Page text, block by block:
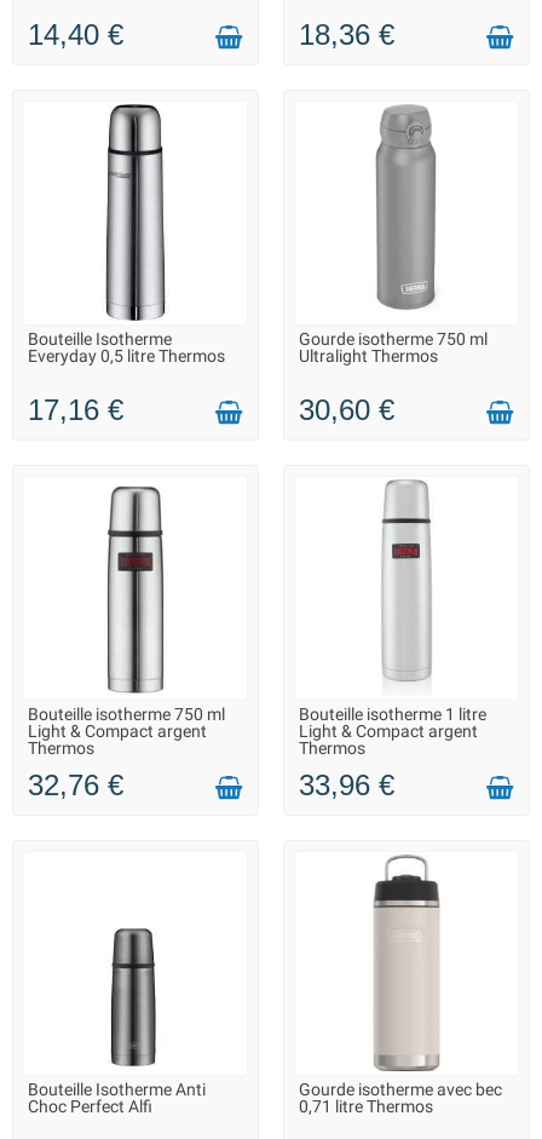
14,40 € 18,36 €
LIVRAISON 2 À 3 JOURS
Bouteille Isotherme
Everyday 0,5 litre Thermos
17,16 €
LIVRAISON 2 À 3 JOURS
Gourde isotherme 750 ml
Ultralight Thermos
30,60 €
LIVRAISON 2 À 3 JOURS
Bouteille isotherme 750 ml
Light & Compact argent
Thermos
32,76 €
LIVRAISON 2 À 3 JOURS
Bouteille isotherme 1 litre
Light & Compact argent
Thermos
33,96 €
LIVRAISON 2 À 3 JOURS
Bouteille Isotherme Anti
Choc Perfect Alfi
LIVRAISON 2 À 3 JOURS
Gourde isotherme avec bec
0,71 litre Thermos